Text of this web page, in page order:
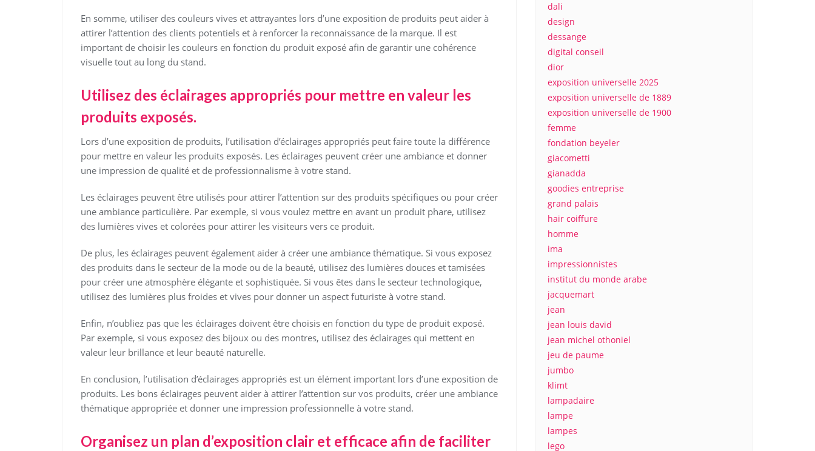
En somme, utiliser des couleurs vives et attrayantes lors d’une exposition de produits peut aider à
attirer l’attention des clients potentiels et à renforcer la reconnaissance de la marque. Il est
important de choisir les couleurs en fonction du produit exposé afin de garantir une cohérence
visuelle tout au long du stand.
Utilisez des éclairages appropriés pour mettre en valeur les
produits exposés.
Lors d’une exposition de produits, l’utilisation d’éclairages appropriés peut faire toute la différence
pour mettre en valeur les produits exposés. Les éclairages peuvent créer une ambiance et donner
une impression de qualité et de professionnalisme à votre stand.
Les éclairages peuvent être utilisés pour attirer l’attention sur des produits spécifiques ou pour créer
une ambiance particulière. Par exemple, si vous voulez mettre en avant un produit phare, utilisez
des lumières vives et colorées pour attirer les visiteurs vers ce produit.
De plus, les éclairages peuvent également aider à créer une ambiance thématique. Si vous exposez
des produits dans le secteur de la mode ou de la beauté, utilisez des lumières douces et tamisées
pour créer une atmosphère élégante et sophistiquée. Si vous êtes dans le secteur technologique,
utilisez des lumières plus froides et vives pour donner un aspect futuriste à votre stand.
Enfin, n’oubliez pas que les éclairages doivent être choisis en fonction du type de produit exposé.
Par exemple, si vous exposez des bijoux ou des montres, utilisez des éclairages qui mettent en
valeur leur brillance et leur beauté naturelle.
En conclusion, l’utilisation d’éclairages appropriés est un élément important lors d’une exposition de
produits. Les bons éclairages peuvent aider à attirer l’attention sur vos produits, créer une ambiance
thématique appropriée et donner une impression professionnelle à votre stand.
Organisez un plan d’exposition clair et efficace afin de faciliter
dali
design
dessange
digital conseil
dior
exposition universelle 2025
exposition universelle de 1889
exposition universelle de 1900
femme
fondation beyeler
giacometti
gianadda
goodies entreprise
grand palais
hair coiffure
homme
ima
impressionnistes
institut du monde arabe
jacquemart
jean
jean louis david
jean michel othoniel
jeu de paume
jumbo
klimt
lampadaire
lampe
lampes
lego